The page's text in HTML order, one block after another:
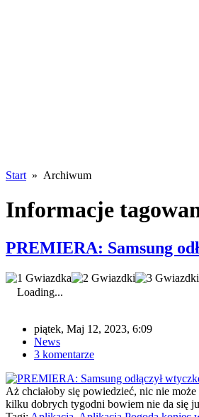
Start » Archiwum
Informacje
PREMIERA: Samsung
Loading...
piątek, Maj 12, 2023, 6:09
News
3 komentarze
Aż chciałoby się powiedzieć, nic nie
kilku dobrych tygodni bowiem nie da się